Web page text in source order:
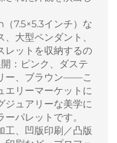
7.5×5.3インチ）な
大型ペンダント、
レットを収納するの
：ピンク、ダステ
ー、ブラウン——こ
エリーマーケットに
ジュアリーな美学に
パレットです。
工、凹版印刷／凸版